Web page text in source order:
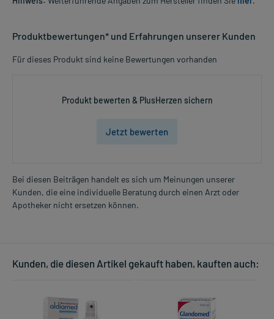
Produktbewertungen* und Erfahrungen unserer Kunden
Für dieses Produkt sind keine Bewertungen vorhanden
Produkt bewerten & PlusHerzen sichern
Jetzt bewerten
Bei diesen Beiträgen handelt es sich um Meinungen unserer
Kunden, die eine individuelle Beratung durch einen Arzt oder
Apotheker nicht ersetzen können.
Kunden, die diesen Artikel gekauft haben, kauften auch: